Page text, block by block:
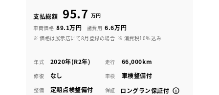
支払総額 95.7 万円
車両価格 89.1万円 諸費用 6.6万円
※ 価格は展示店にて8月登録の場合 ※ 消費税10％込み
年式 2020年(R2年) 走行 66,000km
修復 なし 車検 車検整備付
整備 定期点検整備付 保証 ロングラン保証付